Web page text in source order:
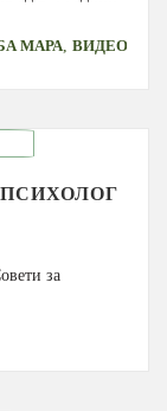
МАРА ,ВИДЕО
за